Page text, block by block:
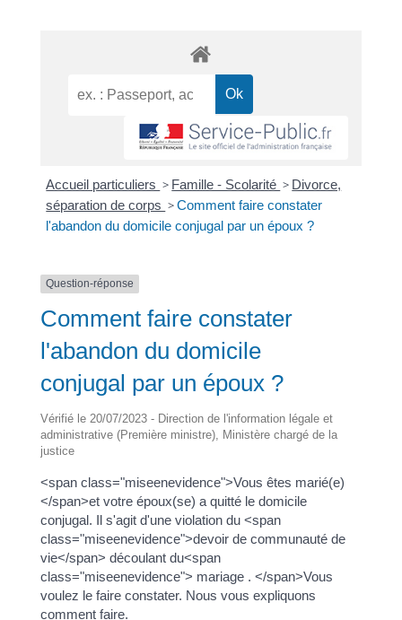
Accueil particuliers > Famille - Scolarité > Divorce,
séparation de corps >Comment faire constater
l'abandon du domicile conjugal par un époux ?
Question-réponse
Comment faire constater
l'abandon du domicile
conjugal par un époux ?
Vérifié le 20/07/2023 - Direction de l'information légale et
administrative (Première ministre), Ministère chargé de la
justice
<span class="miseenevidence">Vous êtes marié(e)
</span>et votre époux(se) a quitté le domicile
conjugal. Il s'agit d'une violation du <span
class="miseenevidence">devoir de communauté de
vie</span> découlant du<span
class="miseenevidence"> mariage . </span>Vous
voulez le faire constater. Nous vous expliquons
comment faire.